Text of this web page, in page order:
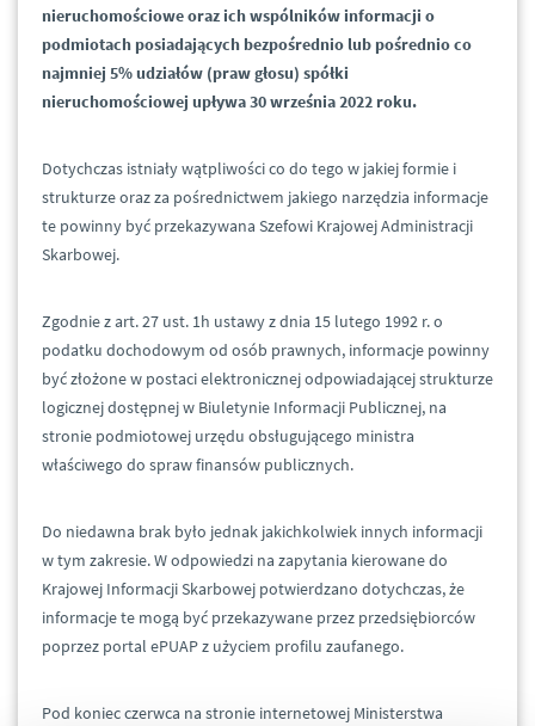
nieruchomościowe oraz ich wspólników informacji o
podmiotach posiadających bezpośrednio lub pośrednio co
najmniej 5% udziałów (praw głosu) spółki
nieruchomościowej upływa 30 września 2022 roku.
Dotychczas istniały wątpliwości co do tego w jakiej formie i
strukturze oraz za pośrednictwem jakiego narzędzia informacje
te powinny być przekazywana Szefowi Krajowej Administracji
Skarbowej.
Zgodnie z art. 27 ust. 1h ustawy z dnia 15 lutego 1992 r. o
podatku dochodowym od osób prawnych, informacje powinny
być złożone w postaci elektronicznej odpowiadającej strukturze
logicznej dostępnej w Biuletynie Informacji Publicznej, na
stronie podmiotowej urzędu obsługującego ministra
właściwego do spraw finansów publicznych.
Do niedawna brak było jednak jakichkolwiek innych informacji
w tym zakresie. W odpowiedzi na zapytania kierowane do
Krajowej Informacji Skarbowej potwierdzano dotychczas, że
informacje te mogą być przekazywane przez przedsiębiorców
poprzez portal ePUAP z użyciem profilu zaufanego.
Pod koniec czerwca na stronie internetowej Ministerstwa